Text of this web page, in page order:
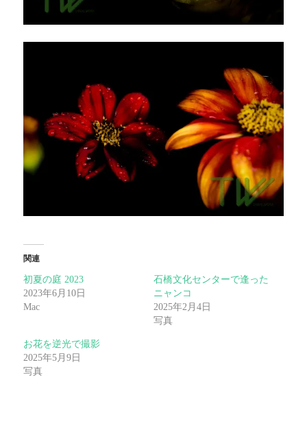
関連
初夏の庭 2023
2023年6月10日
Mac
石橋文化センターで逢った
ニャンコ
2025年2月4日
写真
お花を逆光で撮影
2025年5月9日
写真